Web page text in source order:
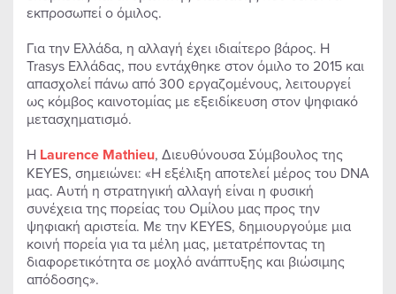
εκπροσωπεί ο όμιλος.
Για την Ελλάδα, η αλλαγή έχει ιδιαίτερο βάρος. Η
Trasys Ελλάδας, που εντάχθηκε στον όμιλο το 2015 και
απασχολεί πάνω από 300 εργαζομένους, λειτουργεί
ως κόμβος καινοτομίας με εξειδίκευση στον ψηφιακό
μετασχηματισμό.
Η Laurence Mathieu, Διευθύνουσα Σύμβουλος της
KEYES, σημειώνει: «Η εξέλιξη αποτελεί μέρος του DNA
μας. Αυτή η στρατηγική αλλαγή είναι η φυσική
συνέχεια της πορείας του Ομίλου μας προς την
ψηφιακή αριστεία. Με την KEYES, δημιουργούμε μια
κοινή πορεία για τα μέλη μας, μετατρέποντας τη
διαφορετικότητα σε μοχλό ανάπτυξης και βιώσιμης
απόδοσης».